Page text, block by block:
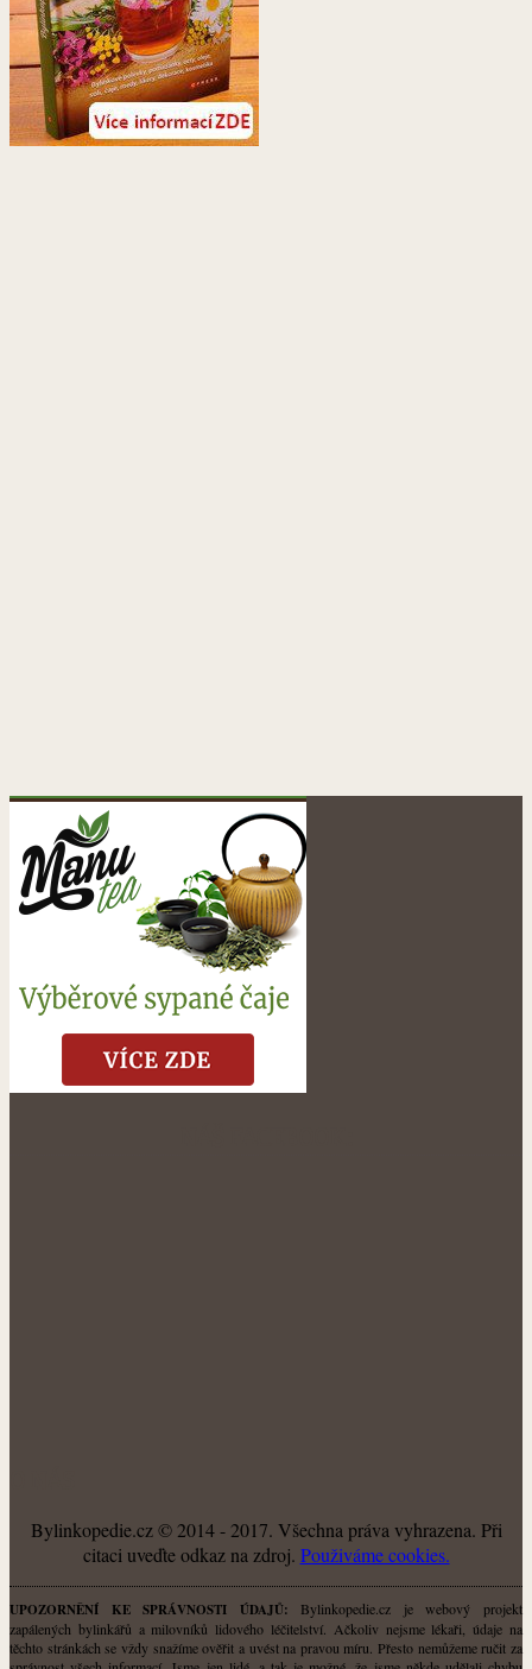
Bylinkopedie.cz © 2014 - 2017. Všechna práva vyhrazena. Při
citaci uveďte odkaz na zdroj. Použiváme cookies.
UPOZORNĚNÍ KE SPRÁVNOSTI ÚDAJŮ: Bylinkopedie.cz je webový projekt
zapálených bylinkářů a milovníků lidového léčitelství. Ačkoliv nejsme lékaři, údaje na
těchto stránkách se vždy snažíme ověřit a uvést na pravou míru. Přesto nemůžeme ručit za